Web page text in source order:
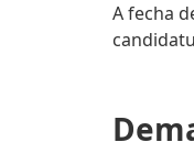
A fecha